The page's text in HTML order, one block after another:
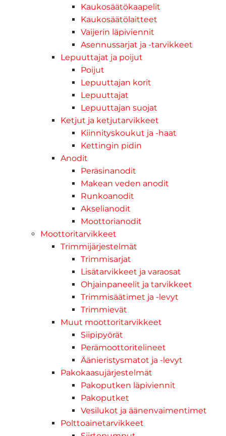
Kaukosäätökaapelit
Kaukosäätölaitteet
Vaijerin läpiviennit
Asennussarjat ja -tarvikkeet
Lepuuttajat ja poijut
Poijut
Lepuuttajan korit
Lepuuttajat
Lepuuttajan suojat
Ketjut ja ketjutarvikkeet
Kiinnityskoukut ja -haat
Kettingin pidin
Anodit
Peräsinanodit
Makean veden anodit
Runkoanodit
Akselianodit
Moottorianodit
Moottoritarvikkeet
Trimmijärjestelmät
Trimmisarjat
Lisätarvikkeet ja varaosat
Ohjainpaneelit ja tarvikkeet
Trimmisäätimet ja -levyt
Trimmievät
Muut moottoritarvikkeet
Siipipyörät
Perämoottoritelineet
Äänieristysmatot ja -levyt
Pakokaasujärjestelmät
Pakoputken läpiviennit
Pakoputket
Vesilukot ja äänenvaimentimet
Polttoainetarvikkeet